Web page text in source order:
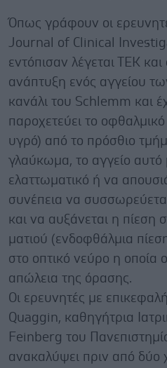
Όπως γράφουν οι
Journal of Clinical
εντόπισαν λέγεται ΤΕΚ
ανάπτυξη ενός αγγείου
κανάλι του Schlemm και
παροχετεύει το
υγρό) από το πρόσθιο
γλαύκωμα, το αγγείο αυτό
ελαττωματικό ή να
συνέπεια να
και να αυξάνεται η πίεση
ματιού (ενδοφθάλμια
στο οπτικό νεύρο η οποία
απώλεια της όρασης.
Οι ερευνητές με
Quaggin, καθηγήτρια
Feinberg του
ανακαλύψει πριν από δύο